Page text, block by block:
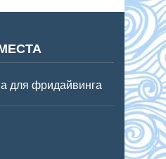
для фридайвинга